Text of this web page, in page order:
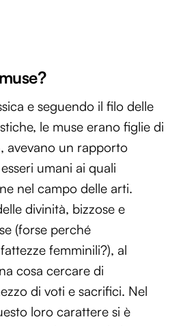
e seguendo il filo delle
le muse erano figlie di
avevano un rapporto
umani ai quali
nel campo delle arti.
divinità, bizzose e
(forse perché
femminili?), al
cosa cercare di
di voti e sacrifici. Nel
loro carattere si è